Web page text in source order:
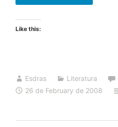
Like this:
Esdras Literatura
26 de February de 2008